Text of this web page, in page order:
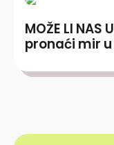
MOŽE LI NAS
pronaći mir